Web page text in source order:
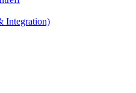
Integration)